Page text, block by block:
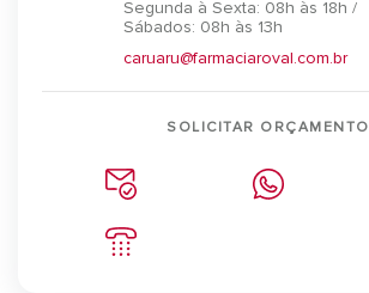
Segunda à Sexta: 08h às 18h /
Sábados: 08h às 13h
caruaru@farmaciaroval.com.br
SOLICITAR ORÇAMENTO